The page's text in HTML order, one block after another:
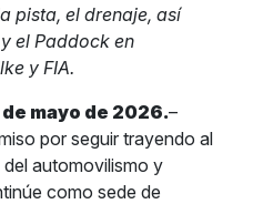
pista, el drenaje, así
el Paddock en
y FIA.
de mayo de 2026.–
por seguir trayendo al
automovilismo y
como sede de